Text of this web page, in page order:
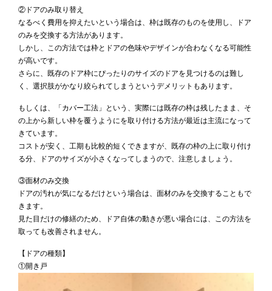
②ドアのみ取り替え
なるべく費用を抑えたいという場合は、枠は既存のものを使用し、ドア
のみを交換する方法があります。
しかし、この方法では枠とドアの色味やデザインが合わなくなる可能性
が高いです。
さらに、既存のドア枠にぴったりのサイズのドアを見つけるのは難し
く、選択肢がかなり絞られてしまうというデメリットもあります。
もしくは、「カバー工法」という、実際には既存の枠は残したまま、そ
の上から新しい枠を覆うようにを取り付ける方法が最近は主流になって
きています。
コストが安く、工期も比較的短くできますが、既存の枠の上に取り付け
る分、ドアのサイズが小さくなってしまうので、注意しましょう。
③面材のみ交換
ドアの汚れが気になるだけという場合は、面材のみを交換することもで
きます。
見た目だけの修繕のため、ドア自体の動きが悪い場合には、この方法を
取っても改善されません。
【ドアの種類】
①開き戸